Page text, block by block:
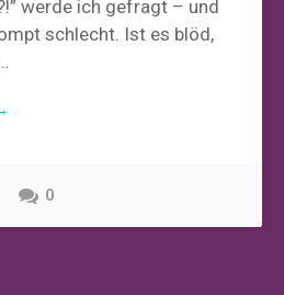
werde ich gefragt – und
schlecht. Ist es blöd,
0